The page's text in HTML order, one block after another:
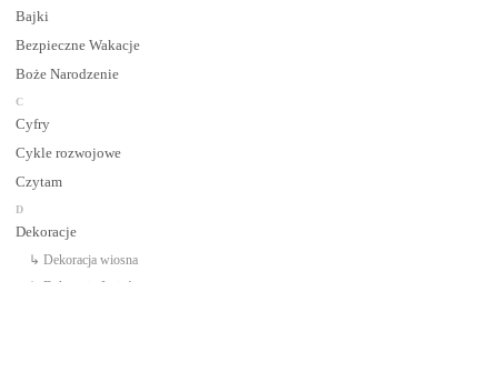
Bajki
Bezpieczne Wakacje
Boże Narodzenie
C
Cyfry
Cykle rozwojowe
Czytam
D
Dekoracje
↳ Dekoracja wiosna
↳ Dekoracje Jesień